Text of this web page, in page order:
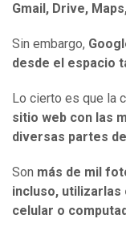
Gmail, Drive,
Sin embargo,
desde el espacio
Lo cierto es que la
sitio web con las
diversas partes
Son más de mil
incluso, utilizarlas
celular o